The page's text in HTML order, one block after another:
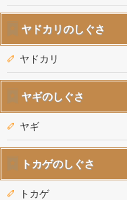
ヤドカリのしぐさ
ヤドカリ
ヤギのしぐさ
ヤギ
トカゲのしぐさ
トカゲ